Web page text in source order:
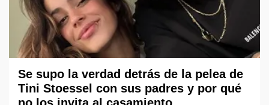
Se supo la verdad detrás de la pelea de
Tini Stoessel con sus padres y por qué